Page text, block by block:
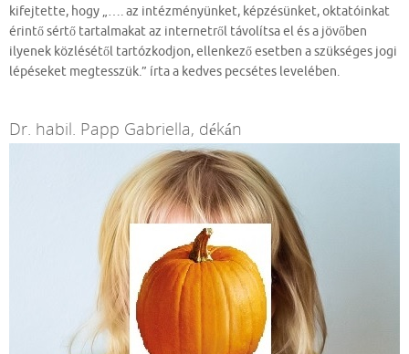
kifejtette, hogy „…. az intézményünket, képzésünket, oktatóinkat
érintő sértő tartalmakat az internetről távolítsa el és a jövőben
ilyenek közlésétől tartózkodjon, ellenkező esetben a szükséges jogi
lépéseket megtesszük.” írta a kedves pecsétes levelében.
Dr. habil. Papp Gabriella, dékán